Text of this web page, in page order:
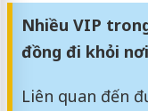
Nhiều VIP
đồng đi khỏi
Liên quan đến